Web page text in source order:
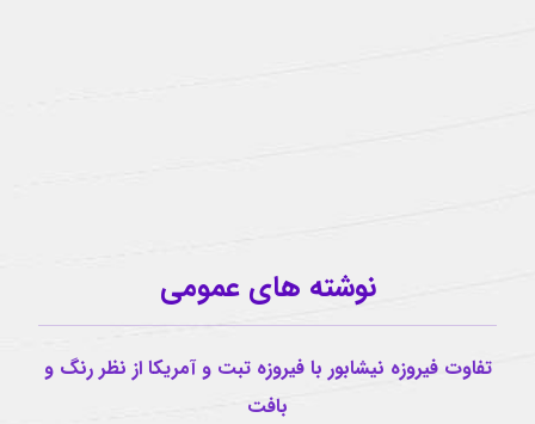
نوشته های عمومی
تفاوت فیروزه نیشابور با فیروزه تبت و آمریکا از نظر رنگ و
بافت